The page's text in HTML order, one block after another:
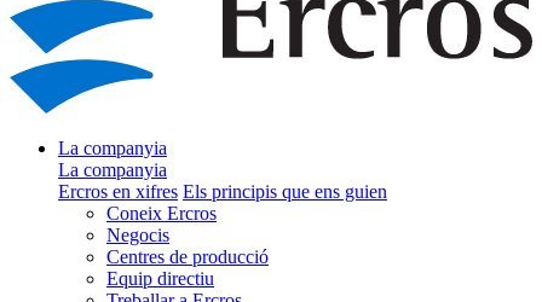
La companyia
La companyia
Ercros en xifres Els principis que ens guien
Coneix Ercros
Negocis
Centres de producció
Equip directiu